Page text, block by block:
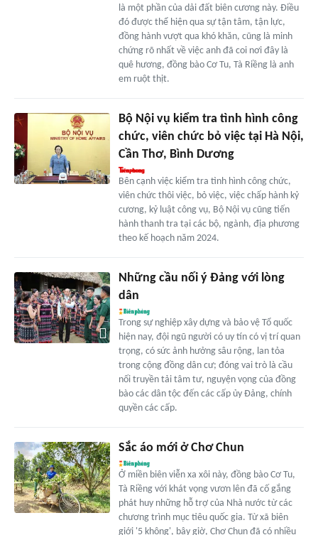
là một phần của dải đất biên cương này. Điều
đó được thể hiện qua sự tận tâm, tận lực,
đồng hành vượt qua khó khăn, cũng là minh
chứng rõ nhất về việc anh đã coi nơi đây là
quê hương, đồng bào Cơ Tu, Tà Riềng là anh
em ruột thịt.
Bộ Nội vụ kiểm tra tình hình công
chức, viên chức bỏ việc tại Hà Nội,
Cần Thơ, Bình Dương
Bên cạnh việc kiểm tra tình hình công chức,
viên chức thôi việc, bỏ việc, việc chấp hành kỷ
cương, kỷ luật công vụ, Bộ Nội vụ cũng tiến
hành thanh tra tại các bộ, ngành, địa phương
theo kế hoạch năm 2024.
Những cầu nối ý Đảng với lòng
dân
Trong sự nghiệp xây dựng và bảo vệ Tổ quốc
hiện nay, đội ngũ người có uy tín có vị trí quan
trọng, có sức ảnh hưởng sâu rộng, lan tỏa
trong cộng đồng dân cư; đóng vai trò là cầu
nối truyền tải tâm tư, nguyện vọng của đồng
bào các dân tộc đến các cấp ủy Đảng, chính
quyền các cấp.
Sắc áo mới ở Chơ Chun
Ở miền biên viễn xa xôi này, đồng bào Cơ Tu,
Tà Riềng với khát vọng vươn lên đã cố gắng
phát huy những hỗ trợ của Nhà nước từ các
chương trình mục tiêu quốc gia. Từ xã biên
giới '5 không', bây giờ, Chơ Chun đã có nhiều